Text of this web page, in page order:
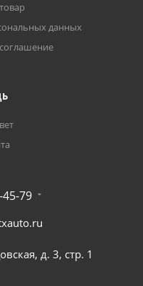
данных
45-79
д. 3, стр. 1